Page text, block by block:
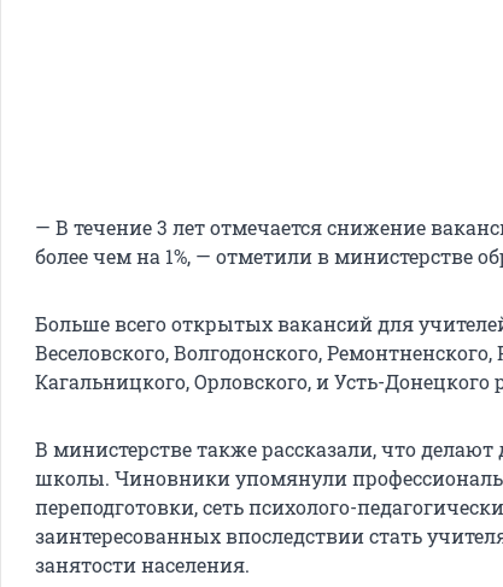
— В течение 3 лет отмечается снижение
более чем на 1%, — отметили в министерстве
Больше всего открытых вакансий для
Веселовского, Волгодонского,
Кагальницкого, Орловского, и Усть-Донецкого
В министерстве также рассказали, что
школы. Чиновники упомянули
переподготовки, сеть психолого-
заинтересованных впоследствии стать
занятости населения.